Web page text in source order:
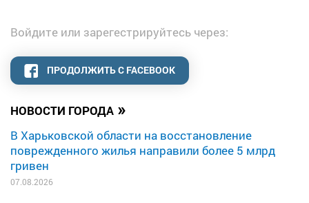
НОВОСТИ ГОРОДА »
В Харьковской области на восстановление
поврежденного жилья направили более 5 млрд
гривен
07.08.2026
Войдите или зарегестрируйтесь через:
ПРОДОЛЖИТЬ С FACEBOOK